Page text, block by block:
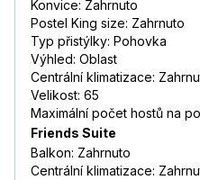
Konvice: Zahrnuto
Postel King size: Zahrnuto
Typ přistýlky: Pohovka
Výhled: Oblast
Centrální klimatizace:
Velikost: 65
Maximální počet hostů na
Friends Suite
Balkon: Zahrnuto
Centrální klimatizace: